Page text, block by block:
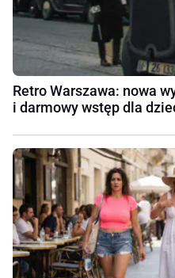
Retro Warszawa: nowa
i darmowy wstęp dla